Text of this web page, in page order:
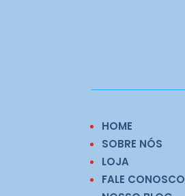
HOME
SOBRE NÓS
LOJA
FALE CONOSCO